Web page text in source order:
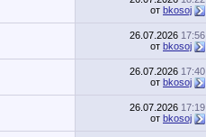
от bkosoj
26.07.2026 17:56
от bkosoj
26.07.2026 17:40
от bkosoj
26.07.2026 17:19
от bkosoj